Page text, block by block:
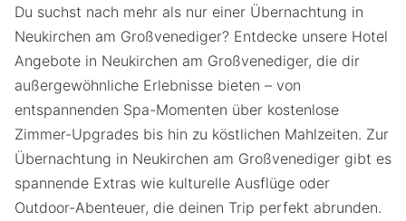
Du suchst nach mehr als nur einer Übernachtung in
Neukirchen am Großvenediger? Entdecke unsere Hotel
Angebote in Neukirchen am Großvenediger, die dir
außergewöhnliche Erlebnisse bieten – von
entspannenden Spa-Momenten über kostenlose
Zimmer-Upgrades bis hin zu köstlichen Mahlzeiten. Zur
Übernachtung in Neukirchen am Großvenediger gibt es
spannende Extras wie kulturelle Ausflüge oder
Outdoor-Abenteuer, die deinen Trip perfekt abrunden.